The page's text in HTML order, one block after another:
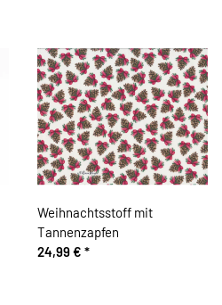
Weihnachtsstoff mit
Tannenzapfen
24,99 € *